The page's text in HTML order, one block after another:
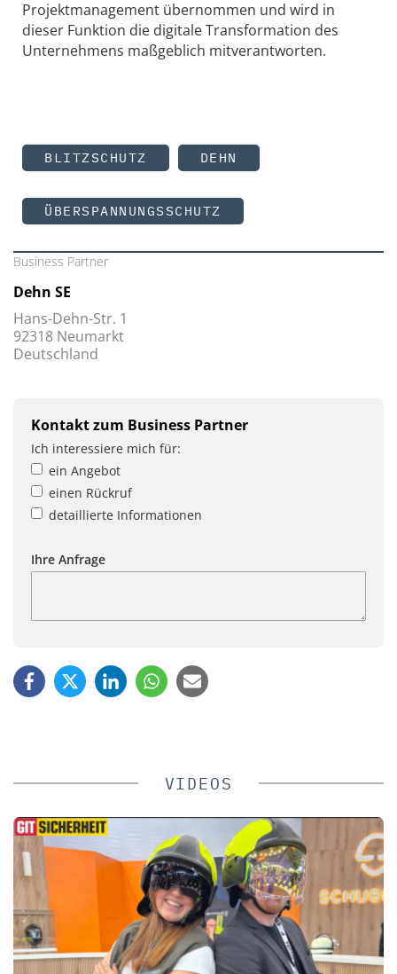
Projektmanagement übernommen und wird in
dieser Funktion die digitale Transformation des
Unternehmens maßgeblich mitverantworten.
BLITZSCHUTZ DEHN
ÜBERSPANNUNGSSCHUTZ
Business Partner
Dehn SE
Hans-Dehn-Str. 1
92318 Neumarkt
Deutschland
Kontakt zum Business Partner
Ich interessiere mich für:
ein Angebot
einen Rückruf
detaillierte Informationen
Ihre Anfrage
VIDEOS